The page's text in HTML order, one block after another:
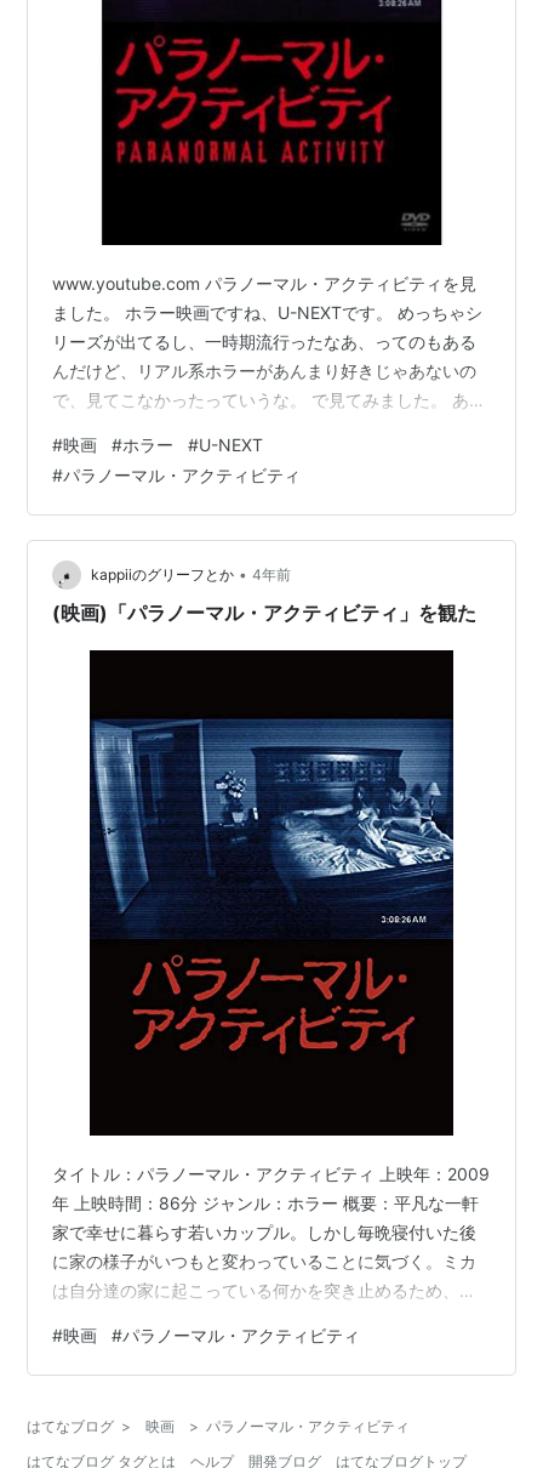
www.youtube.com パラノーマル・アクティビティを見
ました。 ホラー映画ですね、U-NEXTです。 めっちゃシ
リーズが出てるし、一時期流行ったなあ、ってのもある
んだけど、リアル系ホラーがあんまり好きじゃあないの
で、見てこなかったっていうな。 で見てみました。 あれ
思います。 POVってことじゃないよ、リアルに起きてる
映画記録の様相を模したホラー映画ってこと。 要するに
モキュメンタリーですね。 ちなみに、ブレアウィッチプ
ロジェクトは1999年に公開されていて、パラノーマル・
アクティビティは2007年。 結構最近なんだなあ、って感
じが…
#映画 #ホラー #U-NEXT
#パラノーマル・アクティビティ
kappiiのグリーフとか • 4年前
(映画)「パラノーマル・アクティビティ」を観た
タイトル：パラノーマル・アクティビティ 上映年：2009
年 上映時間：86分 ジャンル：ホラー 概要：平凡な一軒
家で幸せに暮らす若いカップル。しかし毎晩寝付いた後
に家の様子がいつもと変わっていることに気づく。ミカ
は自分達の家に起こっている何かを突き止めるため、生
ラノーマル・アクティビティ(字幕版） ケイティー・フェ
ザーストン Amazon 昔観た時は眠くなった印象がある。
が、今回はどうだろうか？？ 何の変哲もない家だった
#映画 #パラノーマル・アクティビティ
はてなブログ > 映画 > パラノーマル・アクティビティ
はてなブログ タグとは
ヘルプ 開発ブログ はてなブログトップ